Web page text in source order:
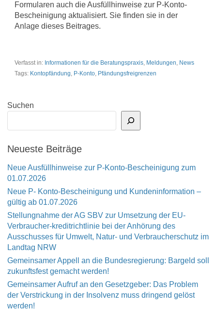
Formularen auch die Ausfüllhinweise zur P-Konto-
Bescheinigung aktualisiert. Sie finden sie in der
Anlage dieses Beitrages.
Verfasst in: Informationen für die Beratungspraxis, Meldungen, News
Tags: Kontopfändung, P-Konto, Pfändungsfreigrenzen
Suchen
Neueste Beiträge
Neue Ausfüllhinweise zur P-Konto-Bescheinigung zum
01.07.2026
Neue P- Konto-Bescheinigung und Kundeninformation –
gültig ab 01.07.2026
Stellungnahme der AG SBV zur Umsetzung der EU-
Verbraucher-kreditrichtlinie bei der Anhörung des
Ausschusses für Umwelt, Natur- und Verbraucherschutz im
Landtag NRW
Gemeinsamer Appell an die Bundesregierung: Bargeld soll
zukunftsfest gemacht werden!
Gemeinsamer Aufruf an den Gesetzgeber: Das Problem
der Verstrickung in der Insolvenz muss dringend gelöst
werden!